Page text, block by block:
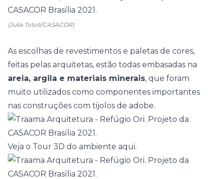
(Julia Totoli/CASACOR)
As escolhas de revestimentos e paletas de cores,
feitas pelas arquitetas, estão todas embasadas na
areia, argila e materiais minerais, que foram
muito utilizados como componentes importantes
nas construções com tijolos de adobe.
Veja o Tour 3D do ambiente aqui.